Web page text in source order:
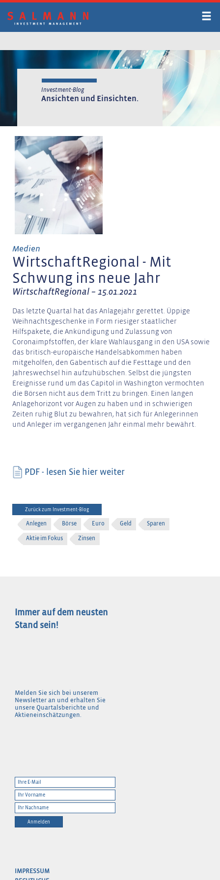
Inhalt
springen
Investment-Blog
Ansichten und Einsichten.
Medien
WirtschaftRegional - Mit
Schwung ins neue Jahr
WirtschaftRegional – 15.01.2021
Das letzte Quartal hat das Anlagejahr gerettet. Üppige
Weihnachtsgeschenke in Form riesiger staatlicher
Hilfspakete, die Ankündigung und Zulassung von
Coronaimpfstoffen, der klare Wahlausgang in den USA sowie
das britisch-europäische Handelsabkommen haben
mitgeholfen, den Gabentisch auf die Festtage und den
Jahreswechsel hin aufzuhübschen. Selbst die jüngsten
Ereignisse rund um das Capitol in Washington vermochten
die Börsen nicht aus dem Tritt zu bringen. Einen langen
Anlagehorizont vor Augen zu haben und in schwierigen
Zeiten ruhig Blut zu bewahren, hat sich für Anlegerinnen
und Anleger im vergangenen Jahr einmal mehr bewährt.
PDF - lesen Sie hier weiter
Zurück zum Investment-Blog
Anlegen Börse Euro Geld Sparen
Aktie im Fokus Zinsen
Immer auf dem neusten
Stand sein!
Melden Sie sich bei unserem
Newsletter an und erhalten Sie
unsere Quartalsberichte und
Aktieneinschätzungen.
Anmelden
IMPRESSUM